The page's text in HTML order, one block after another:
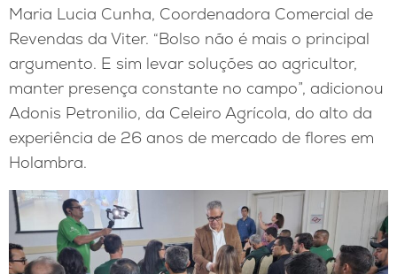
Maria Lucia Cunha, Coordenadora Comercial de
Revendas da Viter. “Bolso não é mais o principal
argumento. E sim levar soluções ao agricultor,
manter presença constante no campo”, adicionou
Adonis Petronilio, da Celeiro Agrícola, do alto da
experiência de 26 anos de mercado de flores em
Holambra.